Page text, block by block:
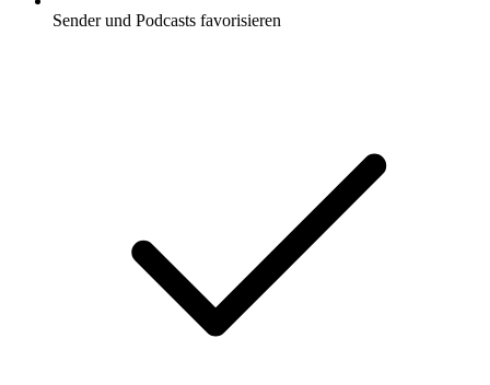
Sender und Podcasts favorisieren